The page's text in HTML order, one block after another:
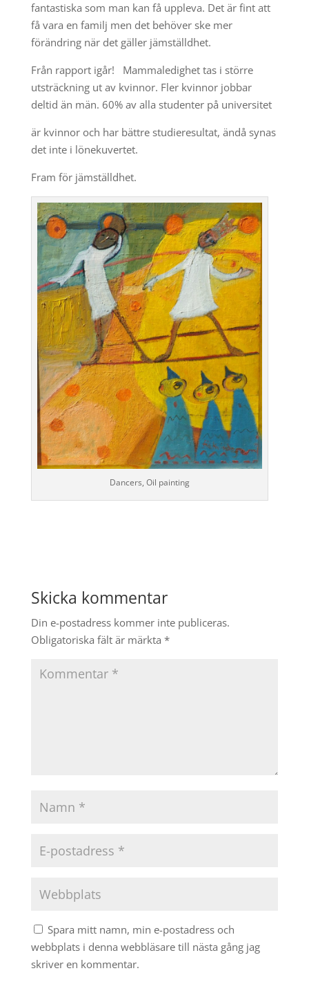
fantastiska som man kan få uppleva. Det är fint att
få vara en familj men det behöver ske mer
förändring när det gäller jämställdhet.
Från rapport igår! Mammaledighet tas i större
utsträckning ut av kvinnor. Fler kvinnor jobbar
deltid än män. 60% av alla studenter på universitet
är kvinnor och har bättre studieresultat, ändå synas
det inte i lönekuvertet.
Fram för jämställdhet.
Dancers, Oil painting
Skicka kommentar
Din e-postadress kommer inte publiceras.
Obligatoriska fält är märkta *
Spara mitt namn, min e-postadress och
webbplats i denna webbläsare till nästa gång jag
skriver en kommentar.